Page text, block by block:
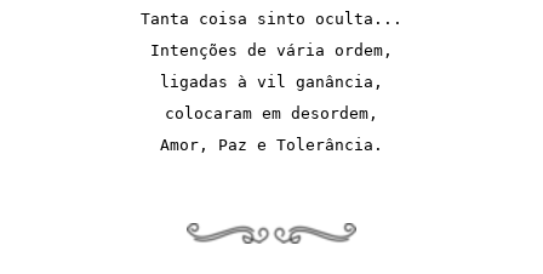
Tanta coisa sinto oculta...
Intenções de vária ordem,
ligadas à vil ganância,
colocaram em desordem,
Amor, Paz e Tolerância.